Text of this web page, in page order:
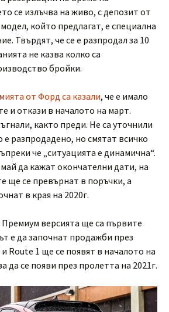
се излъчва на живо, с депозит от
който предлагат, е специална
Твърдят, че се е разпродал за 10
не казва колко са
бройки.
от Форд са казали, че е имало
и откази в началото на март.
както преди. Не са уточнили
е разпродадено, но смятат всичко
че „ситуацията е динамична“.
да кажат окончателни дати, на
ще се превърнат в поръчки, а
в края на 2020г.
версията ще са първите
е да започнат продажби през
Route 1 ще се появят в началото на
да се появи през пролетта на 2021г.